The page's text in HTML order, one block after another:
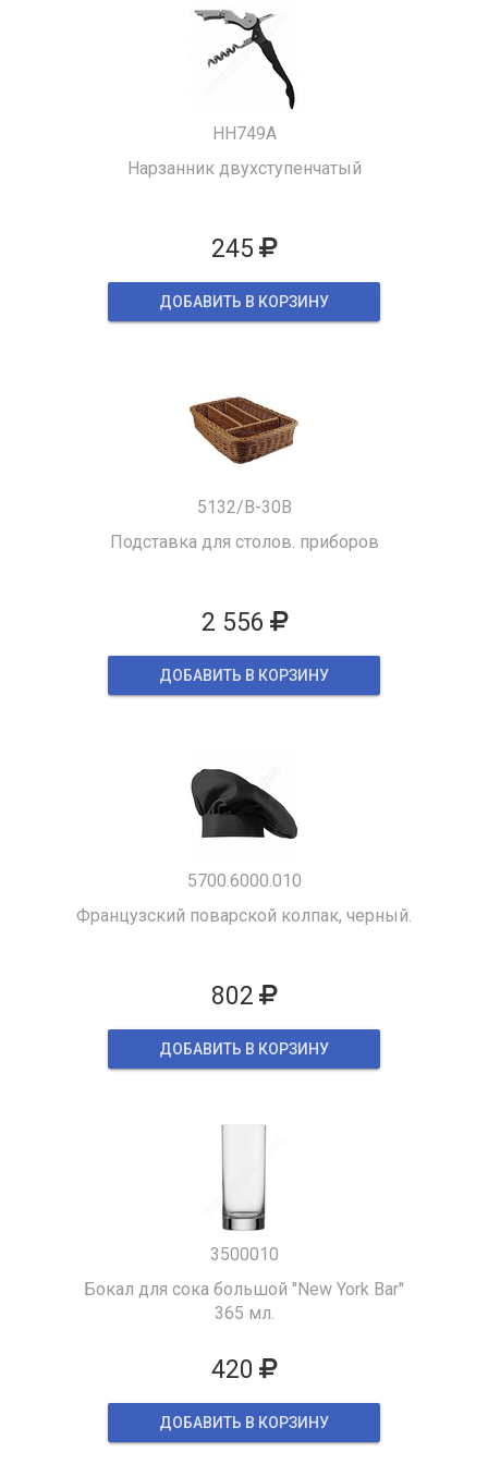
HH749A
Нарзанник двухступенчатый
245
ДОБАВИТЬ В КОРЗИНУ
5132/B-30B
Подставка для столов. приборов
2 556
ДОБАВИТЬ В КОРЗИНУ
5700.6000.010
Французский поварской колпак, черный.
802
ДОБАВИТЬ В КОРЗИНУ
3500010
Бокал для сока большой "New York Bar"
365 мл.
420
ДОБАВИТЬ В КОРЗИНУ